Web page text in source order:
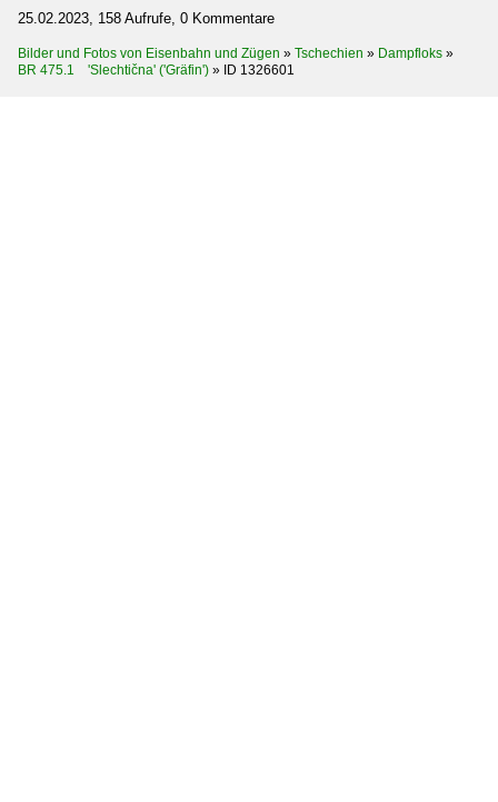
25.02.2023, 158 Aufrufe, 0 Kommentare
Bilder und Fotos von Eisenbahn und Zügen » Tschechien » Dampfloks »
BR 475.1 'Slechtična' ('Gräfin') » ID 1326601